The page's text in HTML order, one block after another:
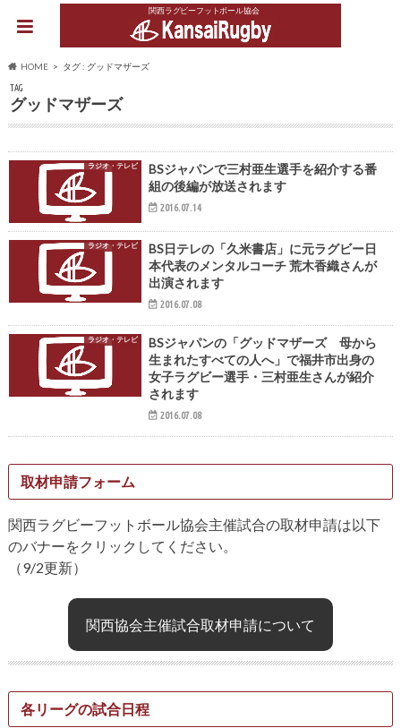
関西ラグビーフットボール協会
HOME タグ : グッドマザーズ
TAG
グッドマザーズ
ラジオ・テレビ
BSジャパンで三村亜生選手を紹介する番
組の後編が放送されます
2016.07.14
ラジオ・テレビ
BS日テレの「久米書店」に元ラグビー日
本代表のメンタルコーチ 荒木香織さんが
出演されます
2016.07.08
ラジオ・テレビ
BSジャパンの「グッドマザーズ 母から
生まれたすべての人へ」で福井市出身の
女子ラグビー選手・三村亜生さんが紹介
されます
2016.07.08
取材申請フォーム
関西ラグビーフットボール協会主催試合の取材申請は以下
のバナーをクリックしてください。
（9/2更新）
関西協会主催試合取材申請について
各リーグの試合日程